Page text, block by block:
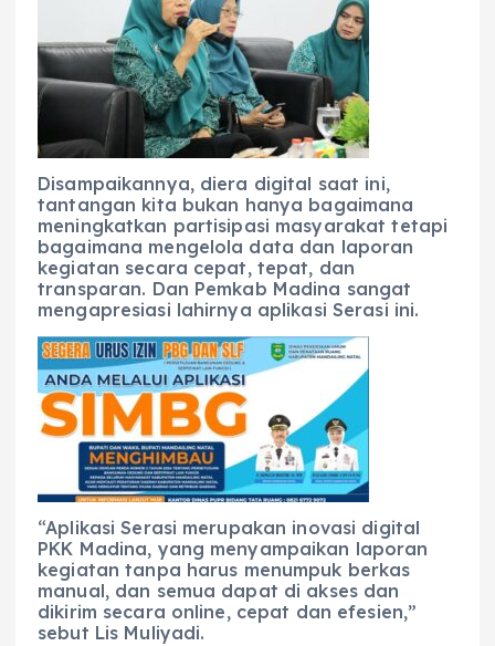
Disampaikannya, diera digital saat ini,
tantangan kita bukan hanya bagaimana
meningkatkan partisipasi masyarakat tetapi
bagaimana mengelola data dan laporan
kegiatan secara cepat, tepat, dan
transparan. Dan Pemkab Madina sangat
mengapresiasi lahirnya aplikasi Serasi ini.
“Aplikasi Serasi merupakan inovasi digital
PKK Madina, yang menyampaikan laporan
kegiatan tanpa harus menumpuk berkas
manual, dan semua dapat di akses dan
dikirim secara online, cepat dan efesien,”
sebut Lis Muliyadi.